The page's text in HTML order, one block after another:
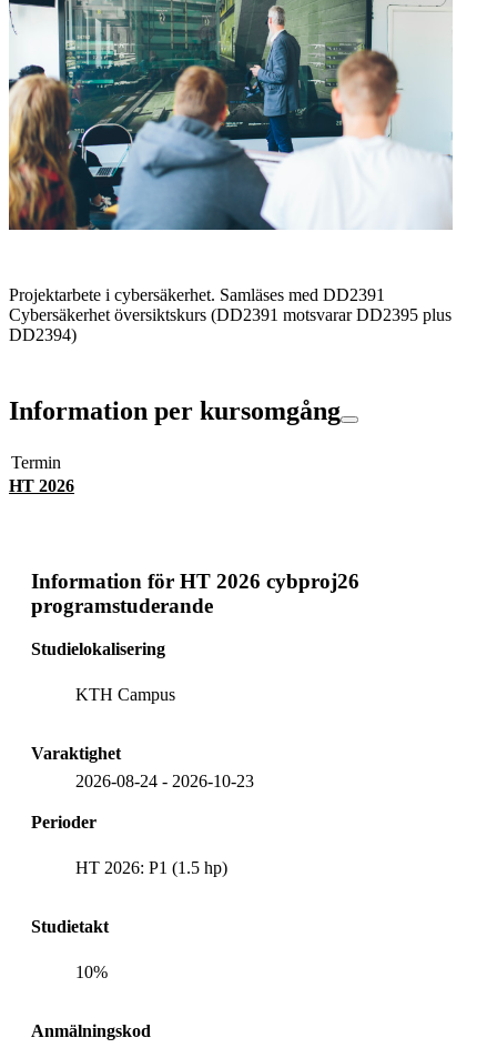
Projektarbete i cybersäkerhet. Samläses med DD2391
Cybersäkerhet översiktskurs (DD2391 motsvarar DD2395 plus
DD2394)
Information per kursomgång
Termin
HT 2026
Information för HT 2026 cybproj26
programstuderande
Studielokalisering
KTH Campus
Varaktighet
2026-08-24 - 2026-10-23
Perioder
HT 2026: P1 (1.5 hp)
Studietakt
10%
Anmälningskod